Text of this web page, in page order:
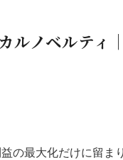
ルノベルテ
の最大化だけに留ま